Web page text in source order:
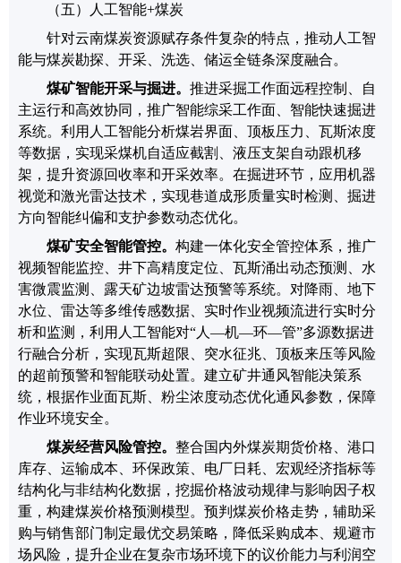
（五）
人工智能+煤炭
针对云南煤炭资源赋存条件复杂的特点，推动人工智
能与煤炭勘探、开采、洗选、储运全链条深度融合。
煤矿智能开采与掘进。 推进采掘工作面远程控制、自
主运行和高效协同，推广智能综采工作面、智能快速掘进
系统。利用 人工智能分析煤岩界面、顶板压力、瓦斯浓度
等数据，实现采煤机自适应截割、液压支架自动跟机移
架，提升资源回收率和开采效率。在掘进环节，应用机器
视觉和激光雷达技术，实现巷道成形质量实时检测、掘进
方向智能纠偏和支护参数动态优化。
煤矿安全智能管控。 构建一体化安全管控体系，推广
视频智能监控、井下高精度定位、瓦斯涌出动态预测、水
害微震监测、露天矿边坡雷达预警等系统。 对降雨、地下
水位、雷达等多维传感数据、实时作业视频流进行实时分
析和监测， 利用 人工智能对“人 —机—环—管”多源数据进
行融合分析，实现瓦斯超限、突水征兆、顶板来压等风险
的超前预警和智能联动处置。建立矿井通风智能决策系
统，根据作业面瓦斯、粉尘浓度动态优化通风参数，保障
作业环境安全。
煤炭经营风险管控。 整合国内外煤炭期货价格、港口
库存、运输成本、环保政策、电厂日耗、宏观经济指标等
结构化与非结构化数据，挖掘价格波动规律与影响因子权
重，构建煤炭价格预测模型。预判煤炭价格走势，辅助采
购与销售部门制定最优交易策略，降低采购成本、规避市
场风险，提升企业在复杂市场环境下的议价能力与利润空